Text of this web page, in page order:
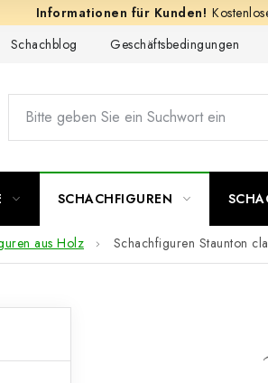
Schachblog Geschäftsbedingungen
SCHACHFIGUREN
aus Holz Schachfiguren Staunton